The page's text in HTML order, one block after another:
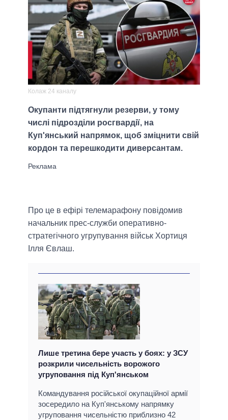
Колаж 24 каналу
Окупанти підтягнули резерви, у тому
числі підрозділи росгвардії, на
Куп'янський напрямок, щоб зміцнити свій
кордон та перешкодити диверсантам.
Про це в ефірі телемарафону повідомив
начальник прес-служби оперативно-
стратегічного угрупування військ Хортиця
Ілля Євлаш.
Лише третина бере участь у боях: у ЗСУ
розкрили чисельність ворожого
угруповання під Куп'янськом
Командування російської окупаційної армії
зосередило на Куп'янському напрямку
угруповання чисельністю приблизно 42